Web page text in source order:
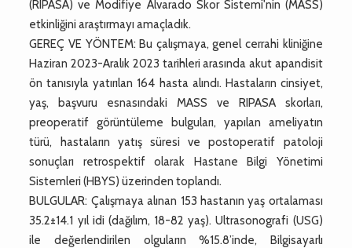
(RIPASA) ve Modifiye Alvarado Skor Sistemi'nin (MASS)
etkinliğini araştırmayı amaçladık.
GEREÇ VE YÖNTEM: Bu çalışmaya, genel cerrahi kliniğine
Haziran 2023-Aralık 2023 tarihleri arasında akut apandisit
ön tanısıyla yatırılan 164 hasta alındı. Hastaların cinsiyet,
yaş, başvuru esnasındaki MASS ve RIPASA skorları,
preoperatif görüntüleme bulguları, yapılan ameliyatın
türü, hastaların yatış süresi ve postoperatif patoloji
sonuçları retrospektif olarak Hastane Bilgi Yönetimi
Sistemleri (HBYS) üzerinden toplandı.
BULGULAR: Çalışmaya alınan 153 hastanın yaş ortalaması
35.2±14.1 yıl idi (dağılım, 18-82 yaş). Ultrasonografi (USG)
ile değerlendirilen olguların %15.8’inde, Bilgisayarlı